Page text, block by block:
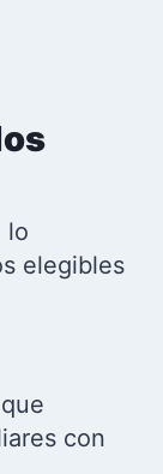
lo
elegibles
con